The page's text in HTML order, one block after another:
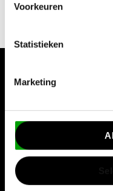
Voorkeuren
Statistieken
MarketingWord lid